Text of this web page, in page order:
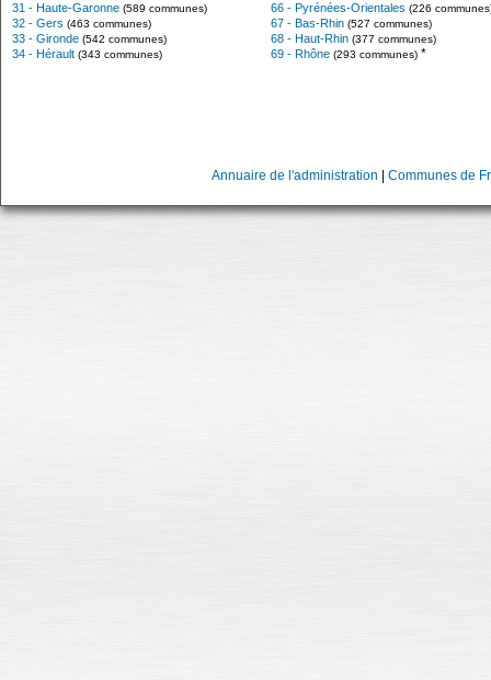
31 - Haute-Garonne (589 communes)
32 - Gers (463 communes)
33 - Gironde (542 communes)
34 - Hérault (343 communes)
66 - Pyrénées-Orientales (226
67 - Bas-Rhin (527 communes)
68 - Haut-Rhin (377 communes)
69 - Rhône (293 communes) *
Annuaire de l'administration Communes de